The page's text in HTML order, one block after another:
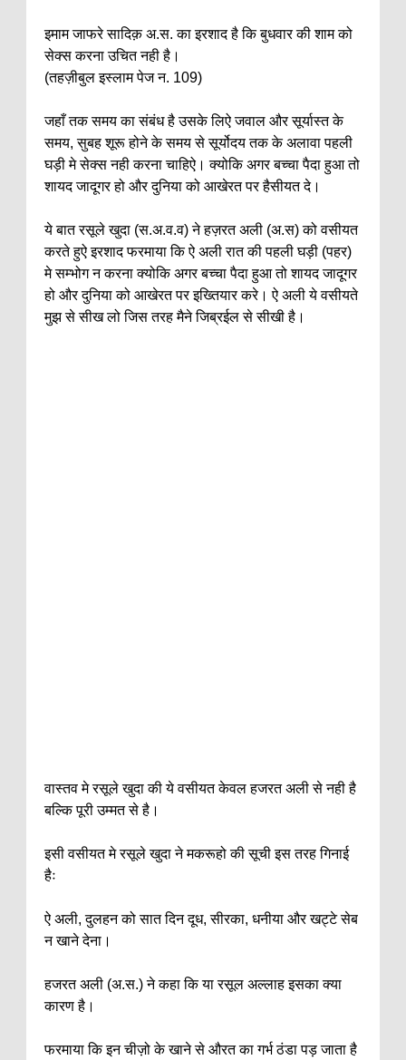
इमाम जाफरे सादिक़ अ.स. का इरशाद है कि बुधवार की शाम को
सेक्स करना उचित नही है।
(तहज़ीबुल इस्लाम पेज न. 109)
जहाँ तक समय का संबंध है उसके लिऐ जवाल और सूर्यास्त के
समय, सुबह शूरू होने के समय से सूर्योदय तक के अलावा पहली
घड़ी मे सेक्स नही करना चाहिऐ। क्योकि अगर बच्चा पैदा हुआ तो
शायद जादूगर हो और दुनिया को आखेरत पर हैसीयत दे।
ये बात रसूले खुदा (स.अ.व.व) ने हज़रत अली (अ.स) को वसीयत
करते हुऐ इरशाद फरमाया कि ऐ अली रात की पहली घड़ी (पहर)
मे सम्भोग न करना क्योकि अगर बच्चा पैदा हुआ तो शायद जादूगर
हो और दुनिया को आखेरत पर इख्तियार करे। ऐ अली ये वसीयते
मुझ से सीख लो जिस तरह मैने जिब्रईल से सीखी है।
वास्तव मे रसूले खुदा की ये वसीयत केवल हजरत अली से नही है
बल्कि पूरी उम्मत से है।
इसी वसीयत मे रसूले खुदा ने मकरूहो की सूची इस तरह गिनाई
हैः
ऐ अली, दुलहन को सात दिन दूध, सीरका, धनीया और खट्टे सेब
न खाने देना।
हजरत अली (अ.स.) ने कहा कि या रसूल अल्लाह इसका क्या
कारण है।
फरमाया कि इन चीज़ो के खाने से औरत का गर्भ ठंडा पड़ जाता है